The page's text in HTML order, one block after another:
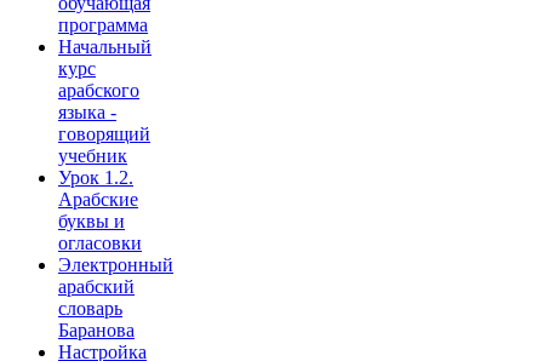
программа
Начальный
курс
арабского
языка -
говорящий
учебник
Урок 1.2.
Арабские
буквы и
огласовки
Электронный
арабский
словарь
Баранова
Настройка